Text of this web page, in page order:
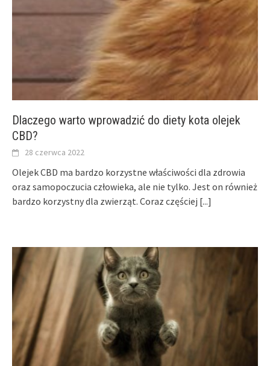
Dlaczego warto wprowadzić do diety kota olejek
CBD?
28 czerwca 2022
Olejek CBD ma bardzo korzystne właściwości dla zdrowia
oraz samopoczucia człowieka, ale nie tylko. Jest on również
bardzo korzystny dla zwierząt. Coraz częściej [...]